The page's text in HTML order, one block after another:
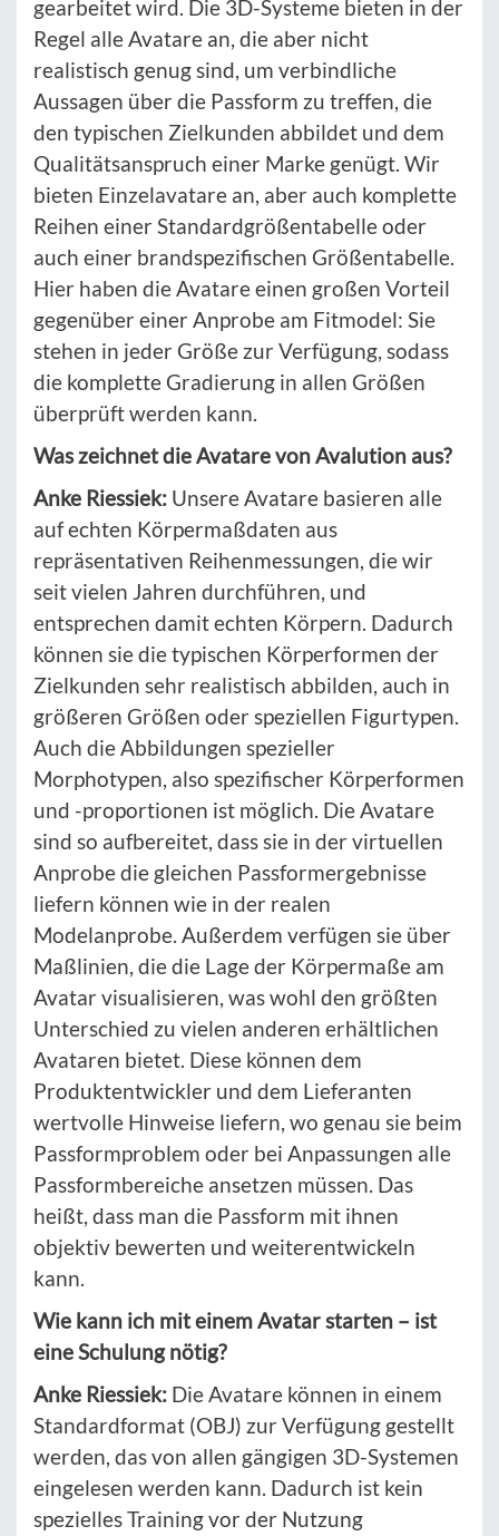
gearbeitet wird. Die 3D-Systeme bieten in der
Regel alle Avatare an, die aber nicht
realistisch genug sind, um verbindliche
Aussagen über die Passform zu treffen, die
den typischen Zielkunden abbildet und dem
Qualitätsanspruch einer Marke genügt. Wir
bieten Einzelavatare an, aber auch komplette
Reihen einer Standardgrößentabelle oder
auch einer brandspezifischen Größentabelle.
Hier haben die Avatare einen großen Vorteil
gegenüber einer Anprobe am Fitmodel: Sie
stehen in jeder Größe zur Verfügung, sodass
die komplette Gradierung in allen Größen
überprüft werden kann.
Was zeichnet die Avatare von Avalution aus?
Anke Riessiek: Unsere Avatare basieren alle
auf echten Körpermaßdaten aus
repräsentativen Reihenmessungen, die wir
seit vielen Jahren durchführen, und
entsprechen damit echten Körpern. Dadurch
können sie die typischen Körperformen der
Zielkunden sehr realistisch abbilden, auch in
größeren Größen oder speziellen Figurtypen.
Auch die Abbildungen spezieller
Morphotypen, also spezifischer Körperformen
und -proportionen ist möglich. Die Avatare
sind so aufbereitet, dass sie in der virtuellen
Anprobe die gleichen Passformergebnisse
liefern können wie in der realen
Modelanprobe. Außerdem verfügen sie über
Maßlinien, die die Lage der Körpermaße am
Avatar visualisieren, was wohl den größten
Unterschied zu vielen anderen erhältlichen
Avataren bietet. Diese können dem
Produktentwickler und dem Lieferanten
wertvolle Hinweise liefern, wo genau sie beim
Passformproblem oder bei Anpassungen alle
Passformbereiche ansetzen müssen. Das
heißt, dass man die Passform mit ihnen
objektiv bewerten und weiterentwickeln
kann.
Wie kann ich mit einem Avatar starten – ist
eine Schulung nötig?
Anke Riessiek: Die Avatare können in einem
Standardformat (OBJ) zur Verfügung gestellt
werden, das von allen gängigen 3D-Systemen
eingelesen werden kann. Dadurch ist kein
spezielles Training vor der Nutzung